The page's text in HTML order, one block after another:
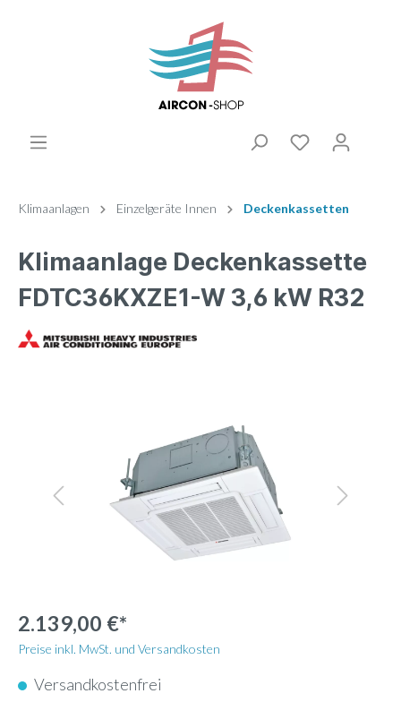
Klimaanlagen Einzelgeräte Innen Deckenkassetten
Klimaanlage Deckenkassette
FDTC36KXZE1-W 3,6 kW R32
2.139,00 €*
Preise inkl. MwSt. und Versandkosten
Versandkostenfrei